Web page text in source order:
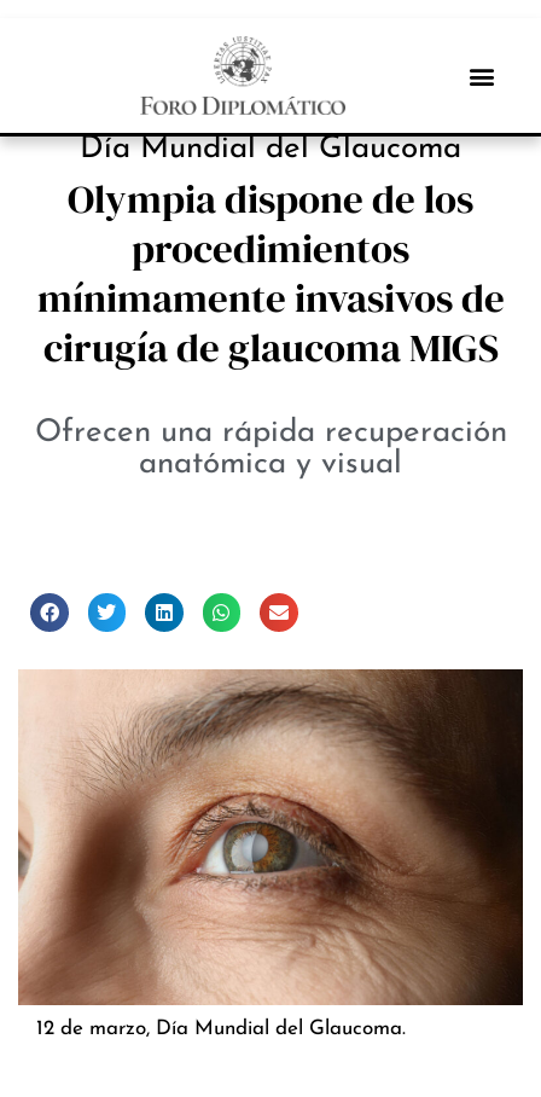
INBOX INTERNACIONAL
Día Mundial del Glaucoma
Olympia dispone de los
procedimientos
mínimamente invasivos de
cirugía de glaucoma MIGS
Ofrecen una rápida recuperación
anatómica y visual
12 de marzo, Día Mundial del Glaucoma.